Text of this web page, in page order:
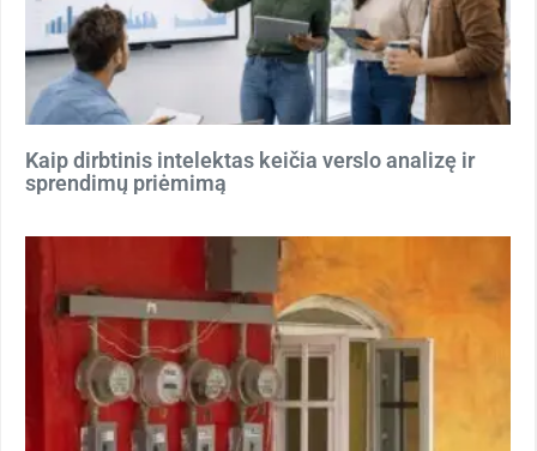
Kaip dirbtinis intelektas keičia verslo analizę ir
sprendimų priėmimą